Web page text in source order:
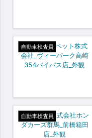
自動車検査員
自動車検査員